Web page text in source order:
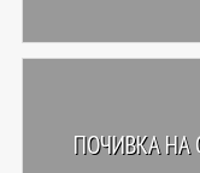
ПОЧИВКА НА